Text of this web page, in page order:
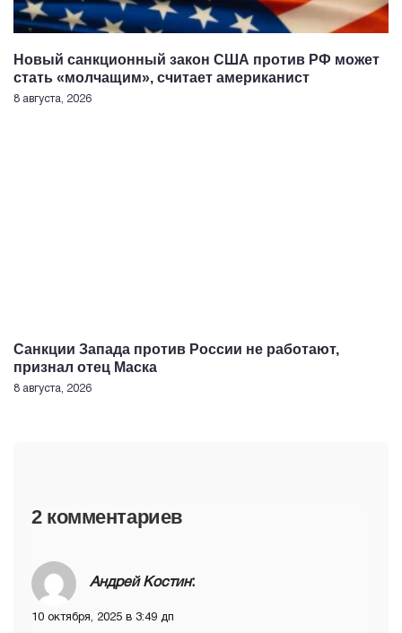
Новый санкционный закон США против РФ может
стать «молчащим», считает американист
8 августа, 2026
Санкции Запада против России не работают,
признал отец Маска
8 августа, 2026
2 комментариев
Андрей Костин:
10 октября, 2025 в 3:49 дп